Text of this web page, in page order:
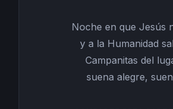
Noche en que Jesús
y a la Humanidad
Campanitas del
suena alegre,